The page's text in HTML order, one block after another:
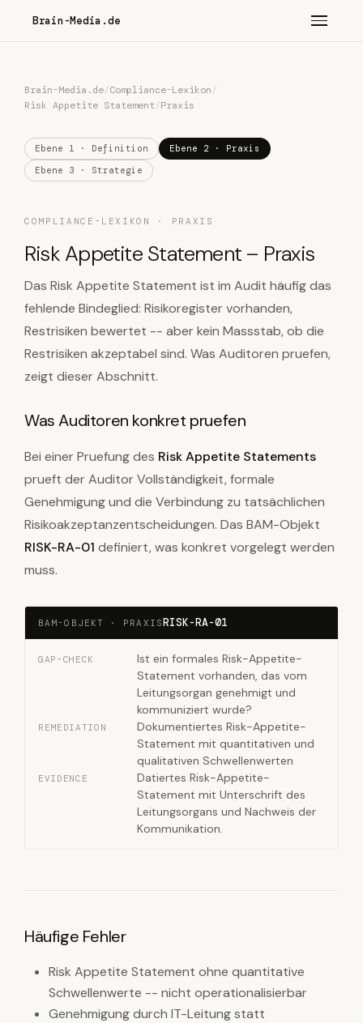
Brain-Media.de
Brain-Media.de/Compliance-Lexikon/
Risk Appetite Statement/Praxis
Ebene 1 · Definition
Ebene 2 · Praxis
Ebene 3 · Strategie
COMPLIANCE-LEXIKON · PRAXIS
Risk Appetite Statement – Praxis
Das Risk Appetite Statement ist im Audit häufig das
fehlende Bindeglied: Risikoregister vorhanden,
Restrisiken bewertet -- aber kein Massstab, ob die
Restrisiken akzeptabel sind. Was Auditoren pruefen,
zeigt dieser Abschnitt.
Was Auditoren konkret pruefen
Bei einer Pruefung des Risk Appetite Statements
prueft der Auditor Vollständigkeit, formale
Genehmigung und die Verbindung zu tatsächlichen
Risikoakzeptanzentscheidungen. Das BAM-Objekt
RISK-RA-01 definiert, was konkret vorgelegt werden
muss.
BAM-OBJEKT · PRAXISRISK-RA-01
GAP-CHECK
Ist ein formales Risk-Appetite-
Statement vorhanden, das vom
Leitungsorgan genehmigt und
kommuniziert wurde?
REMEDIATION
Dokumentiertes Risk-Appetite-
Statement mit quantitativen und
qualitativen Schwellenwerten
EVIDENCE
Datiertes Risk-Appetite-
Statement mit Unterschrift des
Leitungsorgans und Nachweis der
Kommunikation.
Häufige Fehler
Risk Appetite Statement ohne quantitative
Schwellenwerte -- nicht operationalisierbar
Genehmigung durch IT-Leitung statt